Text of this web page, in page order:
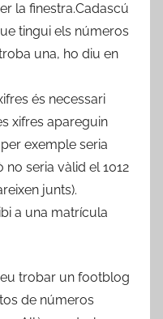
la finestra.Cadascú
tingui els números
una, ho diu en
és necessari
xifres apareguin
exemple seria
no seria vàlid el 1012
junts).
a una matrícula
trobar un footblog
de números